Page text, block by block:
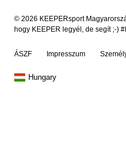
© 2026 KEEPERsport
hogy KEEPER legyél, de segít ;-)
ÁSZF Impresszum
Hungary